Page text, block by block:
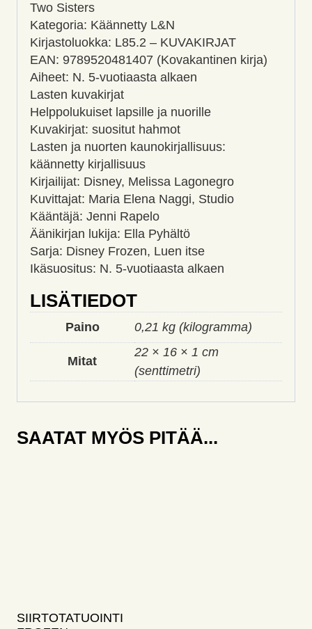
Two Sisters
Kategoria: Käännetty L&N
Kirjastoluokka: L85.2 – KUVAKIRJAT
EAN: 9789520481407 (Kovakantinen kirja)
Aiheet: N. 5-vuotiaasta alkaen
Lasten kuvakirjat
Helppolukuiset lapsille ja nuorille
Kuvakirjat: suositut hahmot
Lasten ja nuorten kaunokirjallisuus:
käännetty kirjallisuus
Kirjailijat: Disney, Melissa Lagonegro
Kuvittajat: Maria Elena Naggi, Studio
Kääntäjä: Jenni Rapelo
Äänikirjan lukija: Ella Pyhältö
Sarja: Disney Frozen, Luen itse
Ikäsuositus: N. 5-vuotiaasta alkaen
LISÄTIEDOT
Paino 0,21 kg (kilogramma)
Mitat
22 × 16 × 1 cm
(senttimetri)
SAATAT MYÖS PITÄÄ...
SIIRTOTATUOINTI